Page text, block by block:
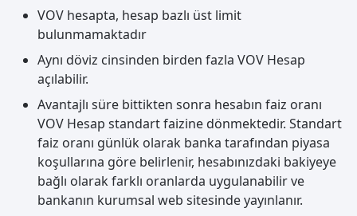
VOV hesapta, hesap bazlı üst limit
bulunmamaktadır
Aynı döviz cinsinden birden fazla VOV Hesap
açılabilir.
Avantajlı süre bittikten sonra hesabın faiz oranı
VOV Hesap standart faizine dönmektedir. Standart
faiz oranı günlük olarak banka tarafından piyasa
koşullarına göre belirlenir, hesabınızdaki bakiyeye
bağlı olarak farklı oranlarda uygulanabilir ve
bankanın kurumsal web sitesinde yayınlanır.